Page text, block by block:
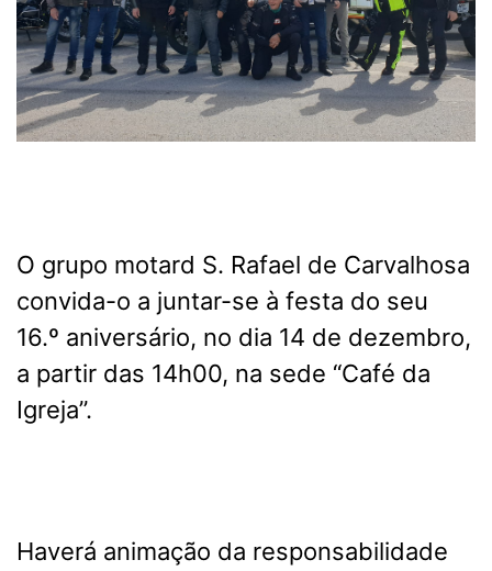
O grupo motard S. Rafael de Carvalhosa
convida-o a juntar-se à festa do seu
16.º aniversário, no dia 14 de dezembro,
a partir das 14h00, na sede “Café da
Igreja”.
Haverá animação da responsabilidade